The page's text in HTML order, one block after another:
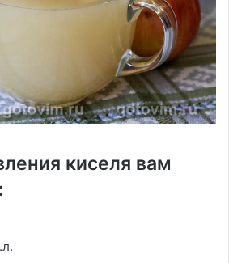
киселя вам